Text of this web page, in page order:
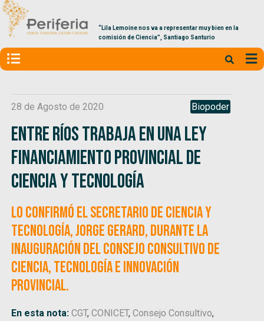
“Lila Lemoine nos va a representar muy bien en la
comisión de Ciencia”, Santiago Santurio
28 de Agosto de 2020 Biopoder
Entre Ríos trabaja en una ley
financiamiento provincial de
Ciencia y Tecnología
Lo confirmó el secretario de Ciencia y
Tecnología, Jorge Gerard, durante la
inauguración del Consejo Consultivo de
Ciencia, Tecnología e Innovación
provincial.
En esta nota:CGT,CONICET,Consejo Consultivo,